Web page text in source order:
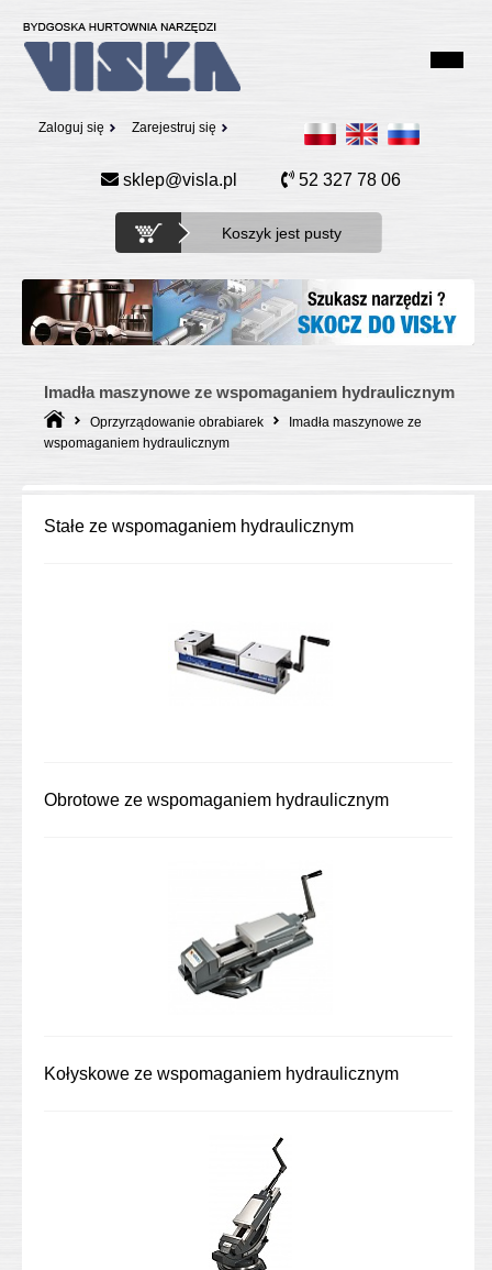
Zarejestruj się
Zaloguj się
sklep@visla.pl 52 327 78 06
Koszyk jest pusty
Imadła maszynowe ze wspomaganiem hydraulicznym
Oprzyrządowanie obrabiarek
Imadła maszynowe ze
wspomaganiem hydraulicznym
Stałe ze wspomaganiem hydraulicznym
Obrotowe ze wspomaganiem hydraulicznym
Kołyskowe ze wspomaganiem hydraulicznym